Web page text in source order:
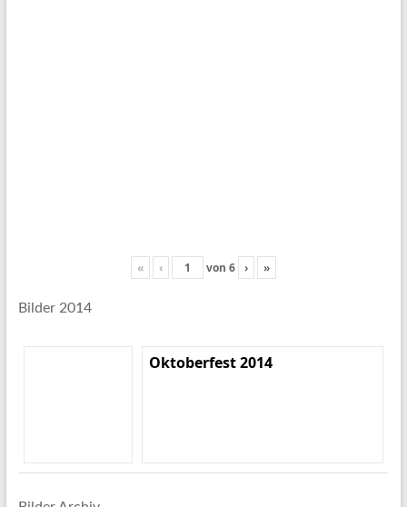
« ‹ von 6 › »
Bilder 2014
Oktoberfest 2014